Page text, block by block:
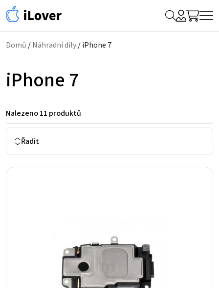
Hledat
My
Domů /Náhradní díly/ iPhone 7
iPhone 7
Nalezeno11 produktů
Řadit